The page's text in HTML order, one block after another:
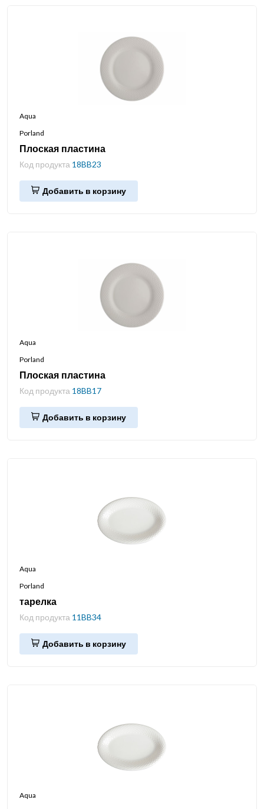
Aqua
Porland
Плоская пластина
Код продукта 18BB23
Добавить в корзину
Aqua
Porland
Плоская пластина
Код продукта 18BB17
Добавить в корзину
Aqua
Porland
тарелка
Код продукта 11BB34
Добавить в корзину
Aqua